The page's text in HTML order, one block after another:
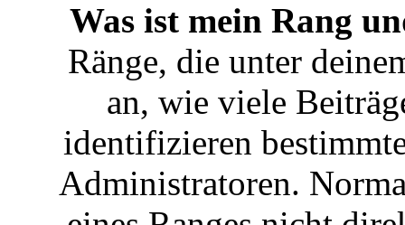
Was ist mein Rang
Ränge, die unter
an, wie viele
identifizieren
Administratoren.